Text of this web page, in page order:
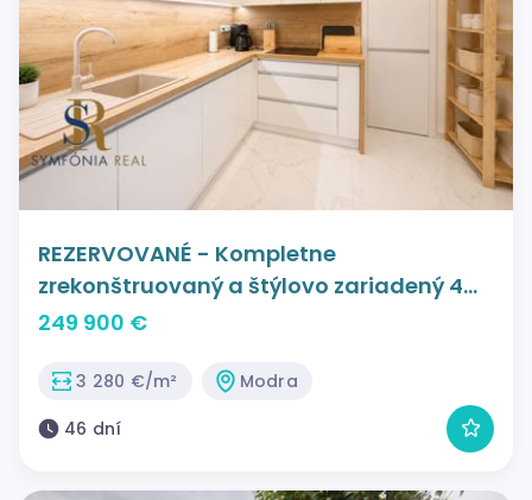
REZERVOVANÉ - Kompletne
zrekonštruovaný a štýlovo zariadený 4
izb. byt
249 900 €
3 280 €/m²
Modra
46 dní